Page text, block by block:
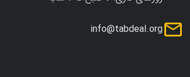
info@tabdeal.org